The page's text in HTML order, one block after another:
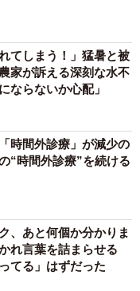
てしまう！」猛暑と被
家が訴える深刻な水不
ならないか心配」
時間外診療」が減少の
“時間外診療”を続ける
、あと何個か分かりま
れ言葉を詰まらせる
てる」はずだった